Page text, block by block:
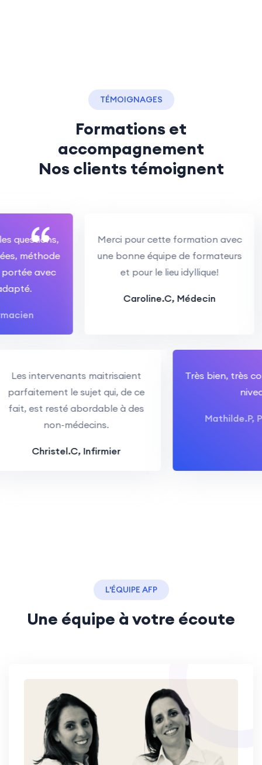
TÉMOIGNAGES
Formations et
accompagnement
Nos clients témoignent
avec
Merci pour cette formation avec
une bonne équipe de formateurs
et pour le lieu idyllique!
Caroline.C,Médecin
Les intervenants maitrisaient
parfaitement le sujet qui, de ce
fait, est resté abordable à des
non-médecins.
Christel.C,Infirmier
Très bien,
L'ÉQUIPE AFP
Une équipe à votre écoute